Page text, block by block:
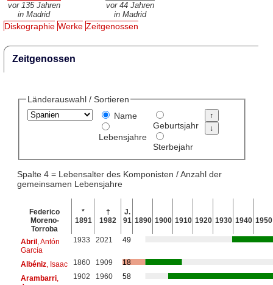
vor 135 Jahren
in Madrid
vor 44 Jahren
in Madrid
Diskographie Werke Zeitgenossen
Zeitgenossen
Länderauswahl / Sortieren
Name
Lebensjahre
Geburtsjahr
Sterbejahr
Spalte 4 = Lebensalter des Komponisten / Anzahl der
gemeinsamen Lebensjahre
Federico
Moreno-
Torroba
*
1891
†
1982
J.
91 1890 1900 1910 1920 1930 1940 1950
Abril, Antón
García
1933 2021 49
Albéniz, Isaac 1860 1909
18
Arambarri,
1902 1960 58